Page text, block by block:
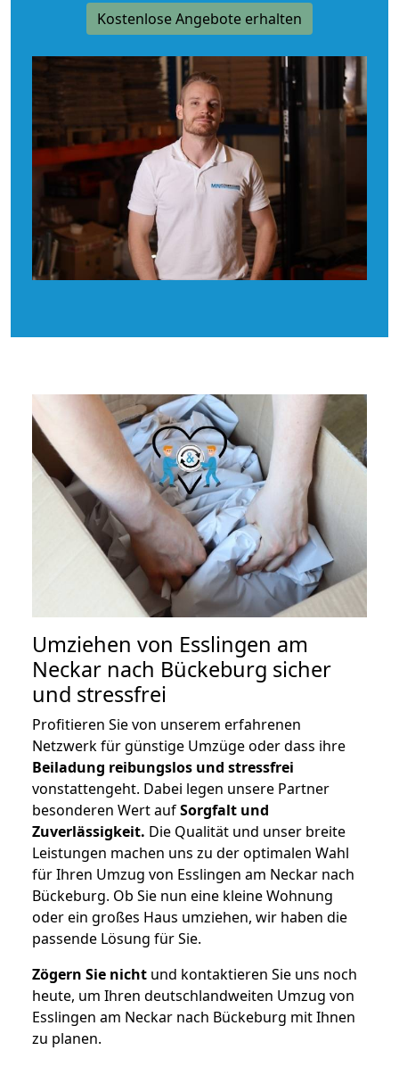
Kostenlose Angebote erhalten
Umziehen von Esslingen am
Neckar nach Bückeburg sicher
und stressfrei
Profitieren Sie von unserem erfahrenen
Netzwerk für günstige Umzüge oder dass ihre
Beiladung reibungslos und stressfrei
vonstattengeht. Dabei legen unsere Partner
besonderen Wert aufSorgfalt und
Zuverlässigkeit. Die Qualität und unser breite
Leistungen machen uns zu der optimalen Wahl
für Ihren Umzug von Esslingen am Neckar nach
Bückeburg. Ob Sie nun eine kleine Wohnung
oder ein großes Haus umziehen, wir haben die
passende Lösung für Sie.
Zögern Sie nicht und kontaktieren Sie uns noch
heute, um Ihren deutschlandweiten Umzug von
Esslingen am Neckar nach Bückeburg mit Ihnen
zu planen.